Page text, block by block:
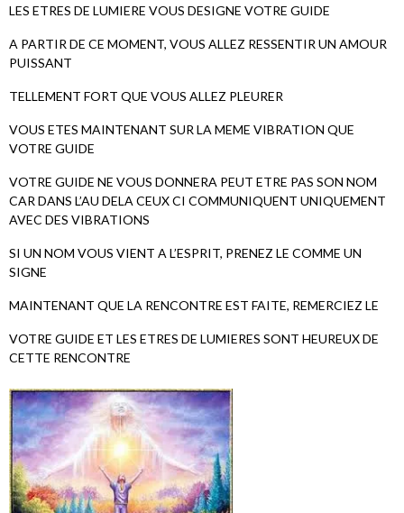
LES ETRES DE LUMIERE VOUS DESIGNE VOTRE GUIDE
A PARTIR DE CE MOMENT, VOUS ALLEZ RESSENTIR UN AMOUR
PUISSANT
TELLEMENT FORT QUE VOUS ALLEZ PLEURER
VOUS ETES MAINTENANT SUR LA MEME VIBRATION QUE
VOTRE GUIDE
VOTRE GUIDE NE VOUS DONNERA PEUT ETRE PAS SON NOM
CAR DANS L’AU DELA CEUX CI COMMUNIQUENT UNIQUEMENT
AVEC DES VIBRATIONS
SI UN NOM VOUS VIENT A L’ESPRIT, PRENEZ LE COMME UN
SIGNE
MAINTENANT QUE LA RENCONTRE EST FAITE, REMERCIEZ LE
VOTRE GUIDE ET LES ETRES DE LUMIERES SONT HEUREUX DE
CETTE RENCONTRE